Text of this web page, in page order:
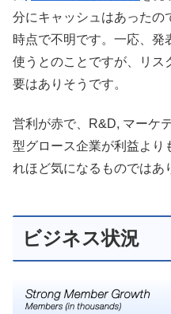
分にキャッシュはあったの
時点で不明です。一応、発
使うとのことですが、リス
要はありそうです。
営利が赤で、R&D, マーケ
型グロース企業が利益より
れほど気になるものではあ
ビジネス状況